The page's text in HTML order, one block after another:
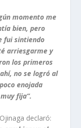
momento me
bien, pero
fui sintiendo
arriesgarme y
los primeros
no se logró al
enojada
fija”.
declaró: